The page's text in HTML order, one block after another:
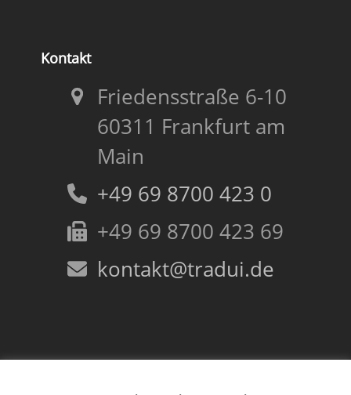
Kontakt
Friedensstraße 6-10
60311 Frankfurt am
Main
+49 69 8700 423 0
+49 69 8700 423 69
kontakt@tradui.de